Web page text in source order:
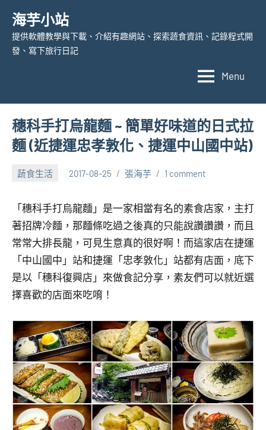
content
海芋小站
提供軟體教學與下載、介紹有趣網站、探索蔬食資訊、記錄程式開
發、寫下旅行日記
Menu
穗科手打烏龍麵 ~ 簡單好味道的日式拉
麵 (近捷運忠孝敦化、捷運中山國中站)
蔬食生活 2017-08-25 張海芋 1 comment
「穗科手打烏龍麵」是一家相當有名的素食店家，主打
著招牌冷麵，那麵條吃過之後真的只能說讚讚讚，而且
常常大排長龍，可見生意真的很好啊！而這家店在捷運
「中山國中」站和捷運「忠孝敦化」站都有店面，底下
是以「穗科復興店」來做食記分享，素友們可以就近選
擇喜歡的店面來吃唷！